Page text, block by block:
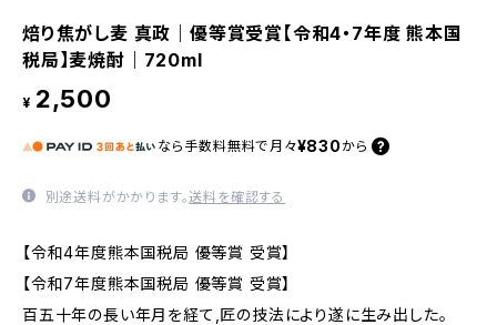
焙り焦がし麦 真政｜優等賞受賞【令和4・7年度 熊本国
税局】麦焼酎｜720ml
¥ 2,500
なら 手数料無料で 月々¥830 から
別途送料がかかります。送料を確認する
【令和4年度熊本国税局 優等賞 受賞】
【令和7年度熊本国税局 優等賞 受賞】
百五十年の長い年月を経て,匠の技法により遂に生み出した。